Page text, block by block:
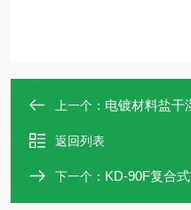
上一个： 电镀材料盐干
返回列表
下一个： KD-90F复合